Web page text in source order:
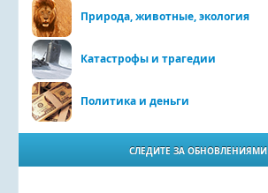
Природа, животные, экология
Катастрофы и трагедии
Политика и деньги
СЛЕДИТЕ ЗА ОБНОВЛЕНИЯМИ